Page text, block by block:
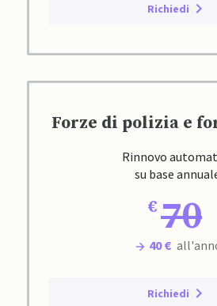
Richiedi
Forze di polizia e
Rinnovo
su base
70
40 €
Richiedi